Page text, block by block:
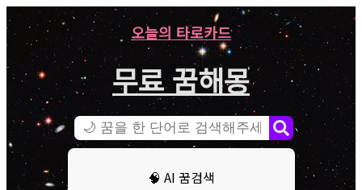
오늘의 타로카드
무료 꿈해몽
🧠 AI 꿈검색